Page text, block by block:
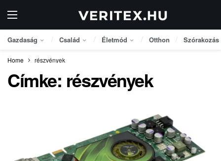
Gazdaság Család Életmód Otthon Szórakozás
Home részvények
Címke: részvények